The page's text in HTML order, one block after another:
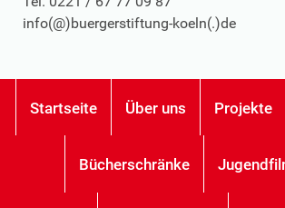
info(@)buergerstiftung-koeln(.)de
Startseite Über uns Projekte
Bücherschränke